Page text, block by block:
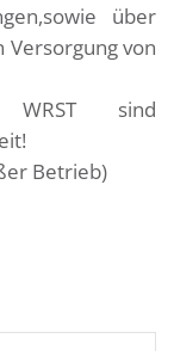
über
Versorgung von
sind
Betrieb)